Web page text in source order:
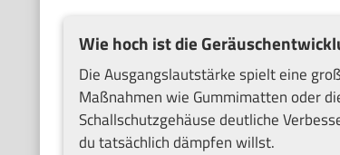
Wie hoch ist die
Die Ausgangslautstärke spielt eine
Maßnahmen wie Gummimatten oder
Schallschutzgehäuse deutliche
du tatsächlich dämpfen willst.